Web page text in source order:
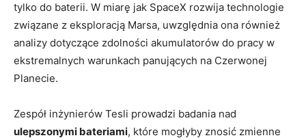
tylko do baterii. W miarę jak SpaceX rozwija technologie
związane z eksploracją Marsa, uwzględnia ona również
analizy dotyczące zdolności akumulatorów do pracy w
ekstremalnych warunkach panujących na Czerwonej
Planecie.
Zespół inżynierów Tesli prowadzi badania nad
ulepszonymi bateriami, które mogłyby znosić zmienne